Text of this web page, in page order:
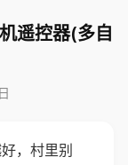
遥控器(多自
，村里别